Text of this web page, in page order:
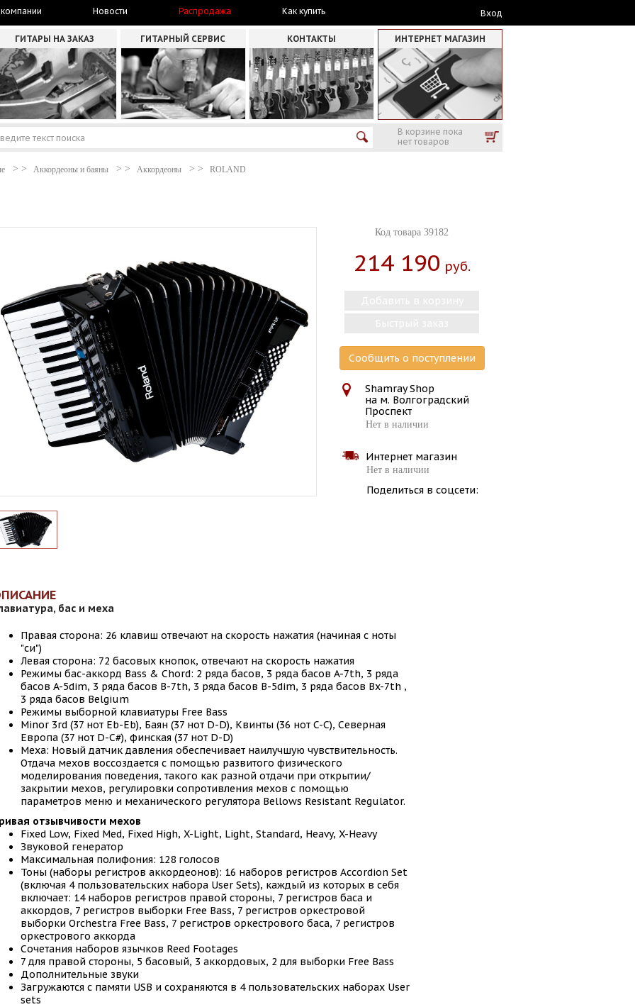
Новости Распродажа Как купить Вход
ГИТАРЫ НА ЗАКАЗ ГИТАРНЫЙ СЕРВИС КОНТАКТЫ ИНТЕРНЕТ МАГАЗИН
В корзине пока
нет товаров
Аккордеоны и баяны Аккордеоны ROLAND
Код товара 39182
214 190 Руб.
Сообщить о поступлении
Shamray Shop
на м. Волгоградский
Проспект
Нет в наличии
Интернет магазин
Нет в наличии
Поделиться в соцсети:
бас и меха
Правая сторона: 26 клавиш отвечают на скорость нажатия (начиная с ноты
"си")
Левая сторона: 72 басовых кнопок, отвечают на скорость нажатия
Режимы бас-аккорд Bass & Chord: 2 ряда басов, 3 ряда басов A-7th, 3 ряда
басов A-5dim, 3 ряда басов B-7th, 3 ряда басов B-5dim, 3 ряда басов Bx-7th ,
3 ряда басов Belgium
Режимы выборной клавиатуры Free Bass
Minor 3rd (37 нот Eb-Eb), Баян (37 нот D-D), Квинты (36 нот C-C), Северная
Европа (37 нот D-C#), финская (37 нот D-D)
Меха: Новый датчик давления обеспечивает наилучшую чувствительность.
Отдача мехов воссоздается с помощью развитого физического
моделирования поведения, такого как разной отдачи при открытии/
закрытии мехов, регулировки сопротивления мехов с помощью
параметров меню и механического регулятора Bellows Resistant Regulator.
отзывчивости мехов
Fixed Low, Fixed Med, Fixed High, X-Light, Light, Standard, Heavy, X-Heavy
Звуковой генератор
Максимальная полифония: 128 голосов
Тоны (наборы регистров аккордеонов): 16 наборов регистров Accordion Set
(включая 4 пользовательских набора User Sets), каждый из которых в себя
включает: 14 наборов регистров правой стороны, 7 регистров баса и
аккордов, 7 регистров выборки Free Bass, 7 регистров оркестровой
выборки Orchestra Free Bass, 7 регистров оркестрового баса, 7 регистров
оркестрового аккорда
Сочетания наборов язычков Reed Footages
7 для правой стороны, 5 басовый, 3 аккордовых, 2 для выборки Free Bass
Дополнительные звуки
Загружаются с памяти USB и сохраняются в 4 пользовательских наборах User
sets